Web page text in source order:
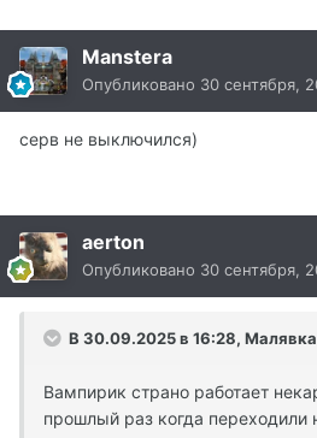
Manstera
Опубликовано 30 сентября,
серв не выключился)
aerton
Опубликовано 30 сентября,
В 30.09.2025 в 16:28, Малявка
Вампирик страно работает
прошлый раз когда переходили